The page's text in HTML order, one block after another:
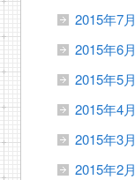
2015年7月
2015年6月
2015年5月
2015年4月
2015年3月
2015年2月